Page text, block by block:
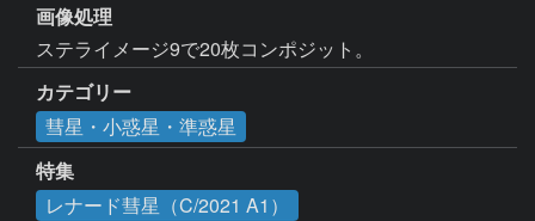
画像処理
カテゴリー
彗星・小惑星・準惑星
特集
レナード彗星（C/2021 A1）